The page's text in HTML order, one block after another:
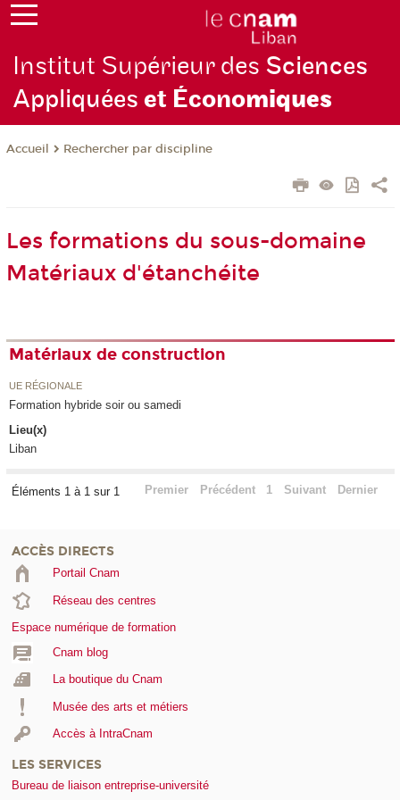
Institut Supérieur des Sciences
Appliquéeset Économiques
Accueil Rechercher par discipline
Les formations du sous-domaine
Matériaux d'étanchéite
Matériaux de construction
UE RÉGIONALE
Formation hybride soir ou samedi
Lieu(x)
Liban
Éléments 1 à 1 sur 1 Premier Précédent 1 Suivant Dernier
ACCÈS DIRECTS
Portail Cnam
Réseau des centres
Espace numérique de formation
Cnam blog
La boutique du Cnam
Musée des arts et métiers
Accès à IntraCnam
LES SERVICES
Bureau de liaison entreprise-université